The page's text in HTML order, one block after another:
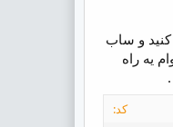
کنید و ساب
یه راه
کد: